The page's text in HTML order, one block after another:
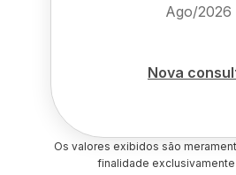
Ago/2026
Nova
Os valores exibidos são
finalidade